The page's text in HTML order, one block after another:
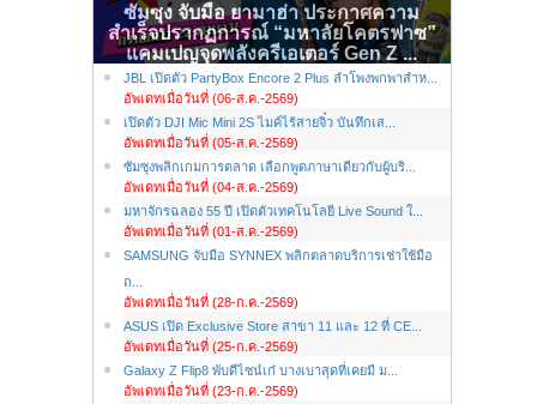
ซัมซุง จับมือ ยามาฮ่า ประกาศความ
สำเร็จปรากฏการณ์ “มหาลัยโคตรฟาซ”
แคมเปญจุดพลังครีเอเตอร์ Gen Z ...
JBL เปิดตัว PartyBox Encore 2 Plus ลำโพงพกพาสำห...
อัพเดทเมื่อวันที่ (06-ส.ค.-2569)
เปิดตัว DJI Mic Mini 2S ไมค์ไร้สายจิ๋ว บันทึกเส...
อัพเดทเมื่อวันที่ (05-ส.ค.-2569)
ซัมซุงพลิกเกมการตลาด เลือกพูดภาษาเดียวกับผู้บริ...
อัพเดทเมื่อวันที่ (04-ส.ค.-2569)
มหาจักรฉลอง 55 ปี เปิดตัวเทคโนโลยี Live Sound ใ...
อัพเดทเมื่อวันที่ (01-ส.ค.-2569)
SAMSUNG จับมือ SYNNEX พลิกตลาดบริการเช่าใช้มือ
ถ...
อัพเดทเมื่อวันที่ (28-ก.ค.-2569)
ASUS เปิด Exclusive Store สาขา 11 และ 12 ที่ CE...
อัพเดทเมื่อวันที่ (25-ก.ค.-2569)
Galaxy Z Flip8 พับดีไซน์เก๋ บางเบาสุดที่เคยมี ม...
อัพเดทเมื่อวันที่ (23-ก.ค.-2569)